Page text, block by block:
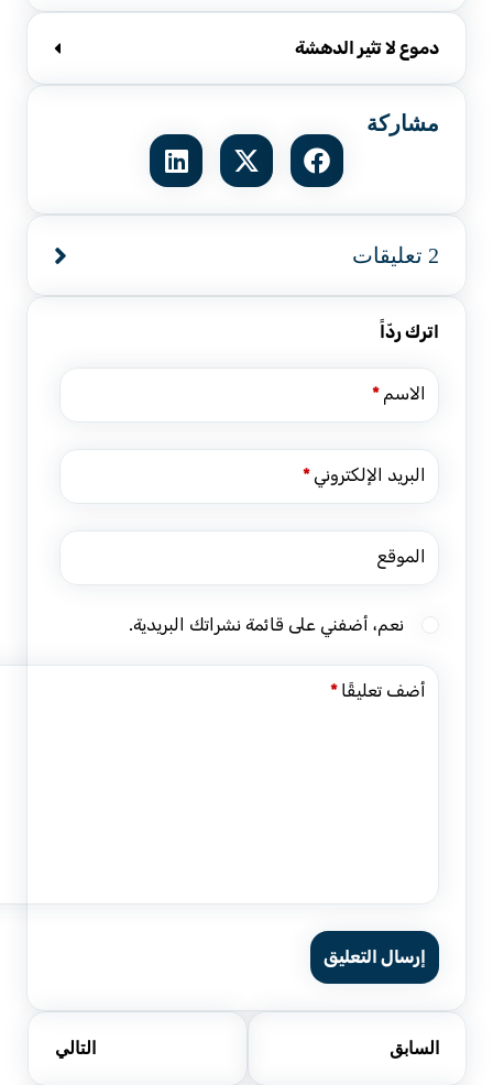
دموع لا تثير الدهشة
مشاركة
2 تعليقات
اترك ردّاً
الاسم *
البريد الإلكتروني *
الموقع
نعم، أضفني على قائمة نشراتك البريدية.
أضف تعليقًا *
إرسال التعليق
السابق التالي